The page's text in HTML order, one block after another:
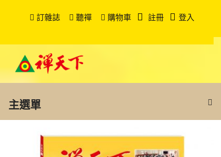
訂雜誌 聽禪 購物車 註冊 登入
主選單